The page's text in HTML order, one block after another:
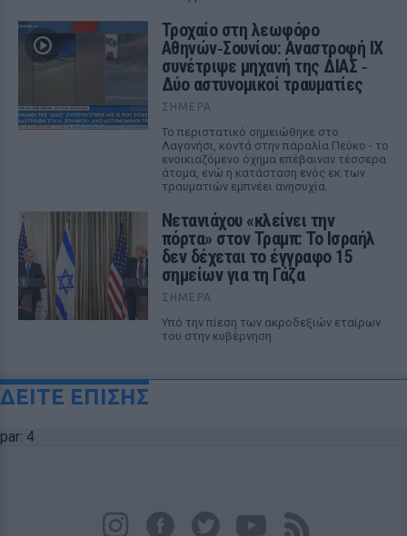
Τροχαίο στη λεωφόρο
Αθηνών‑Σουνίου: Αναστροφή ΙΧ
συνέτριψε μηχανή της ΔΙΑΣ ‑
Δύο αστυνομικοί τραυματίες
ΣΉΜΕΡΑ
Το περιστατικό σημειώθηκε στο
Λαγονήσι, κοντά στην παραλία Πεύκο - το
ενοικιαζόμενο όχημα επέβαιναν τέσσερα
άτομα, ενώ η κατάσταση ενός εκ των
τραυματιών εμπνέει ανησυχία.
Νετανιάχου «κλείνει την
πόρτα» στον Τραμπ: Το Ισραήλ
δεν δέχεται το έγγραφο 15
σημείων για τη Γάζα
ΣΉΜΕΡΑ
Υπό την πίεση των ακροδεξιών εταίρων
του στην κυβέρνηση
ΔΕΙΤΕ ΕΠΙΣΗΣ
par: 4